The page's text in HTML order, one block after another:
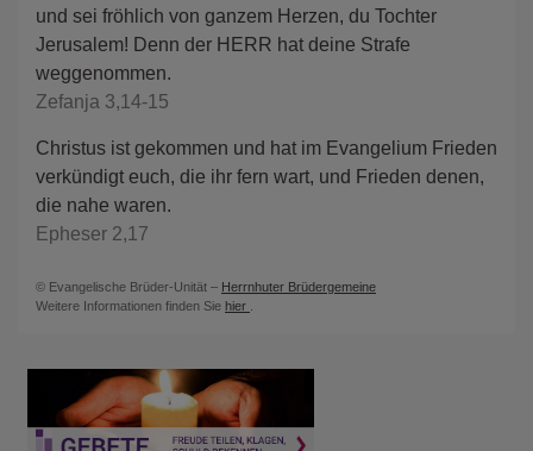
und sei fröhlich von ganzem Herzen, du Tochter
Jerusalem! Denn der HERR hat deine Strafe
weggenommen.
Zefanja 3,14-15
Christus ist gekommen und hat im Evangelium Frieden
verkündigt euch, die ihr fern wart, und Frieden denen,
die nahe waren.
Epheser 2,17
© Evangelische Brüder-Unität – Herrnhuter Brüdergemeine
Weitere Informationen finden Sie hier